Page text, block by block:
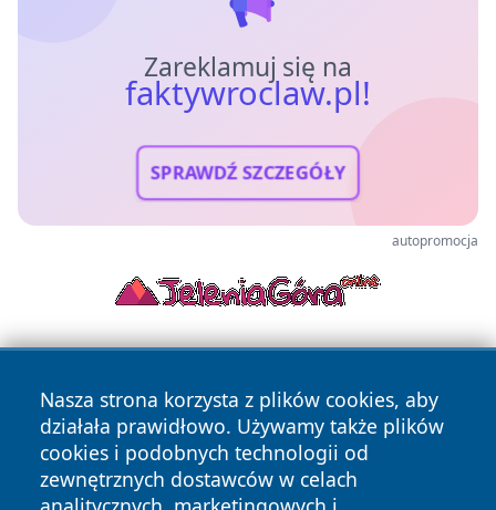
Zareklamuj się na
faktywroclaw.pl!
SPRAWDŹ SZCZEGÓŁY
autopromocja
Nasza strona korzysta z plików cookies, aby
działała prawidłowo. Używamy także plików
cookies i podobnych technologii od
zewnętrznych dostawców w celach
Copyright © 2026 faktywroclaw.pl Wszystkie prawa